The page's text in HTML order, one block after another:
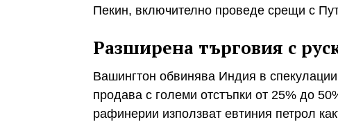
Пекин, включително проведе срещи с
Разширена търговия с
Вашингтон обвинява Индия в
продава с големи отстъпки от 25% до
рафинерии използват евтиния петрол